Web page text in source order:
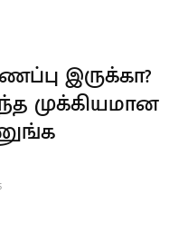
இருக்கா?
முக்கியமான